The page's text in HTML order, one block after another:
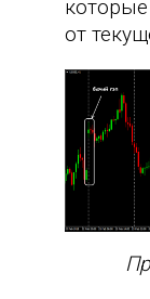
которые
от